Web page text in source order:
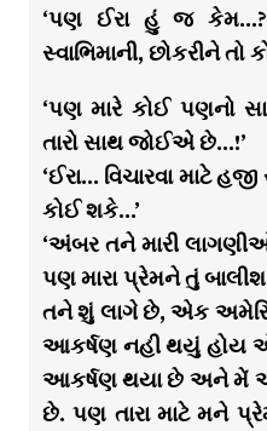
‘પણ ઈરા હું જ કેમ…?
સ્વાભિમાની, છોકરીને
‘પણ મારે કોઈ પણનો
તારો સાથ જોઈએ છે…!’
‘ઈરા… વિચારવા માટે
કોઈ શકે…’
‘અંબર તને મારી
પણ મારા પ્રેમને તું
તને શું લાગે છે, એક
આકર્ષણ નહી થયું હોય
આકર્ષણ થયા છે અને મેં
છે. પણ તારા માટે મને